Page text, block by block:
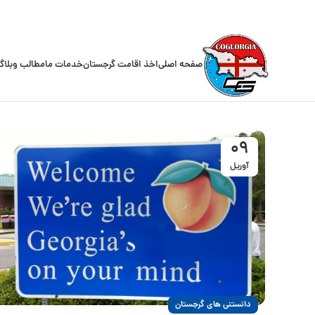
صفحه اصلیاخذ اقامت گرجستانخدمات مامطالب
09
آوریل
دانستنی های گرجستان